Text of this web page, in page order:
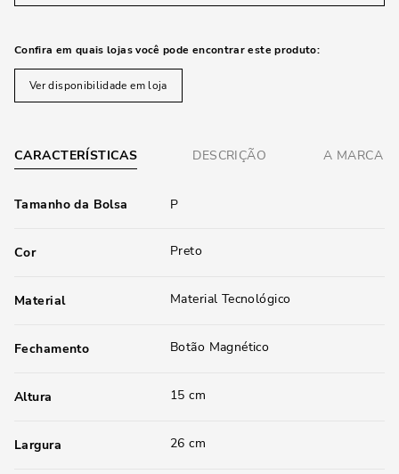
Confira em quais lojas você pode encontrar este produto:
Ver disponibilidade em loja
CARACTERÍSTICAS DESCRIÇÃO A MARCA
Tamanho da Bolsa P
Cor Preto
Material Material Tecnológico
Fechamento Botão Magnético
Altura 15 cm
Largura 26 cm